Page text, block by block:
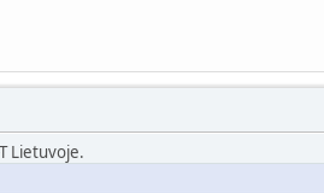
Lietuvoje.